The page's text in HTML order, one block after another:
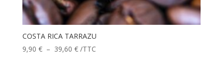
COSTA RICA TARRAZU
9,90 € – 39,60 €Plage
/TTC